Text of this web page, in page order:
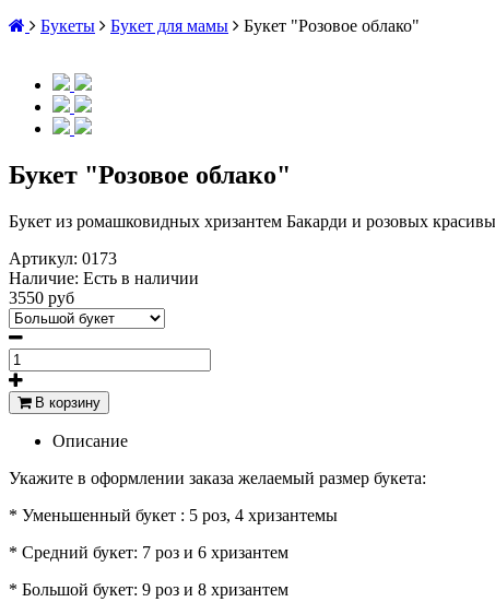
Букеты
Букет для мамы Букет "Розовое облако"
Букет "Розовое облако"
Букет из ромашковидных хризантем Бакарди и розовых
Артикул: 0173
Наличие: Есть в наличии
3550 руб
В корзину
Описание
Укажите в оформлении заказа желаемый размер букета:
* Уменьшенный букет : 5 роз, 4 хризантемы
* Средний букет: 7 роз и 6 хризантем
* Большой букет: 9 роз и 8 хризантем